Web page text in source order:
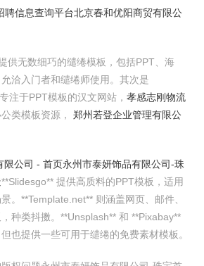
聘信息查询平台北京春和优阳商贸有限公
供无数细巧的缱绻模板，包括PPT、海
洽入门者和缱绻师使用。其次是
注于PPT模板的汉文网站， 孝感志刚物流
类模板资源， 郑州若登企业管理有限公
限公司 - 首页永州市泰妍饰品有限公司-珠
**Slidesgo** 提供高质料的PPT模板，适用
。**Template.net** 则涵盖网页、邮件、
种类抖擞。**Unsplash** 和 **Pixabay**
也提供一些可用于缱绻的免费素材模板。